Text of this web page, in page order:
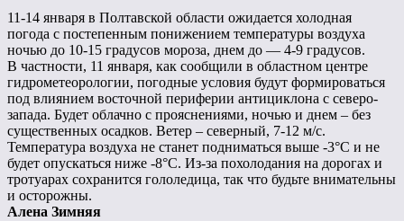
11-14 января в Полтавской области ожидается холодная
погода с постепенным понижением температуры воздуха
ночью до 10-15 градусов мороза, днем ​​до — 4-9 градусов.
В частности, 11 января, как сообщили в областном центре
гидрометеорологии, погодные условия будут формироваться
под влиянием восточной периферии антициклона с северо-
запада. Будет облачно с прояснениями, ночью и днем ​​– без
существенных осадков. Ветер – северный, 7-12 м/с.
Температура воздуха не станет подниматься выше -3°С и не
будет опускаться ниже -8°С. Из-за похолодания на дорогах и
тротуарах сохранится гололедица, так что будьте внимательны
и осторожны.
Алена Зимняя